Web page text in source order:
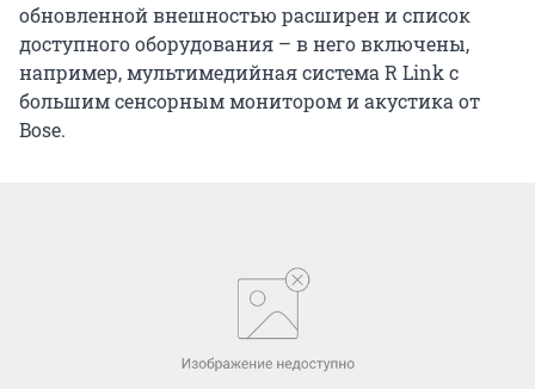
обновленной внешностью расширен и список
доступного оборудования – в него включены,
например, мультимедийная система R Link с
большим сенсорным монитором и акустика от
Bose.